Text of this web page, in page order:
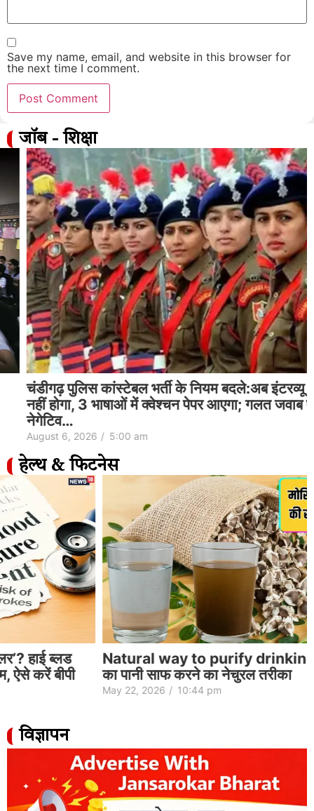
Save my name, email, and website in this browser for
the next time I comment.
जॉब - शिक्षा
चंडीगढ़ पुलिस कांस्टेबल भर्ती के नियम बदले:अब इंटरव्यू
नहीं होगा, 3 भाषाओं में क्वेश्चन पेपर आएगा; गलत जवाब पर
नेगेटिव…
August 6, 2026 / 5:00 am
हेल्थ & फिटनेस
Natural way to purify drinking water| पीने
का पानी साफ करने का नेचुरल तरीका
10:44 pm
विज्ञापन